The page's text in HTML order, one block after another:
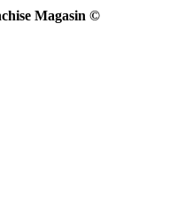
Magasin ©